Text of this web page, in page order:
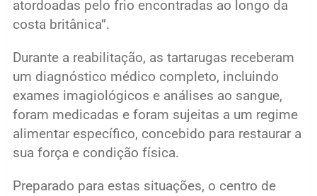
atordoadas pelo frio encontradas ao longo da
costa britânica”.
Durante a reabilitação, as tartarugas receberam
um diagnóstico médico completo, incluindo
exames imagiológicos e análises ao sangue,
foram medicadas e foram sujeitas a um regime
alimentar específico, concebido para restaurar a
sua força e condição física.
Preparado para estas situações, o centro de